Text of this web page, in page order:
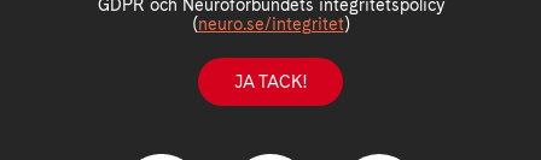
GDPR och Neuroförbundets integritetspolicy
(neuro.se/integritet)
JA TACK!